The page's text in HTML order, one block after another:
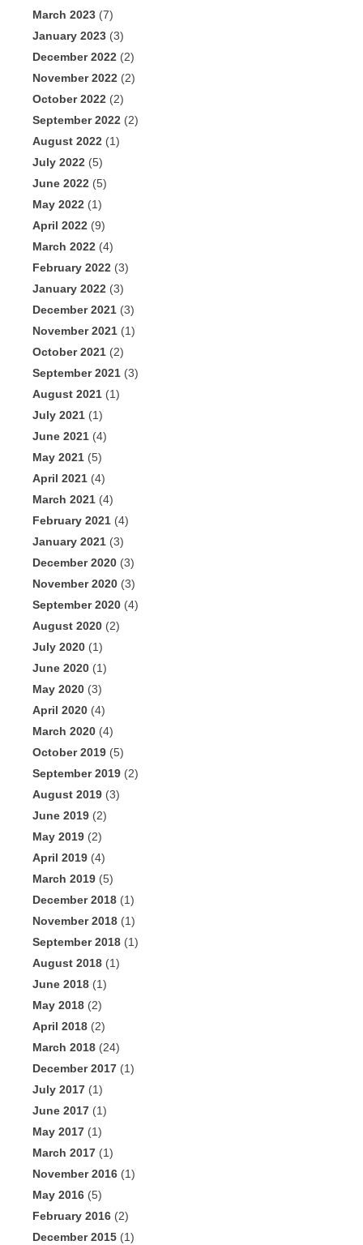
March 2023 (7)
January 2023 (3)
December 2022 (2)
November 2022 (2)
October 2022 (2)
September 2022 (2)
August 2022 (1)
July 2022 (5)
June 2022 (5)
May 2022 (1)
April 2022 (9)
March 2022 (4)
February 2022 (3)
January 2022 (3)
December 2021 (3)
November 2021 (1)
October 2021 (2)
September 2021 (3)
August 2021 (1)
July 2021 (1)
June 2021 (4)
May 2021 (5)
April 2021 (4)
March 2021 (4)
February 2021 (4)
January 2021 (3)
December 2020 (3)
November 2020 (3)
September 2020 (4)
August 2020 (2)
July 2020 (1)
June 2020 (1)
May 2020 (3)
April 2020 (4)
March 2020 (4)
October 2019 (5)
September 2019 (2)
August 2019 (3)
June 2019 (2)
May 2019 (2)
April 2019 (4)
March 2019 (5)
December 2018 (1)
November 2018 (1)
September 2018 (1)
August 2018 (1)
June 2018 (1)
May 2018 (2)
April 2018 (2)
March 2018 (24)
December 2017 (1)
July 2017 (1)
June 2017 (1)
May 2017 (1)
March 2017 (1)
November 2016 (1)
May 2016 (5)
February 2016 (2)
December 2015 (1)